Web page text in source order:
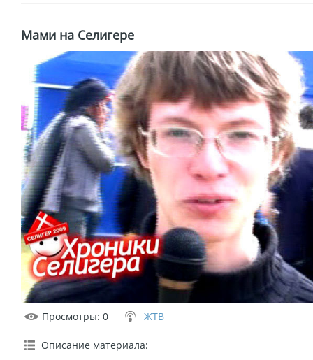
Мами на Селигере
Просмотры: 0 ЖТВ
Описание материала: